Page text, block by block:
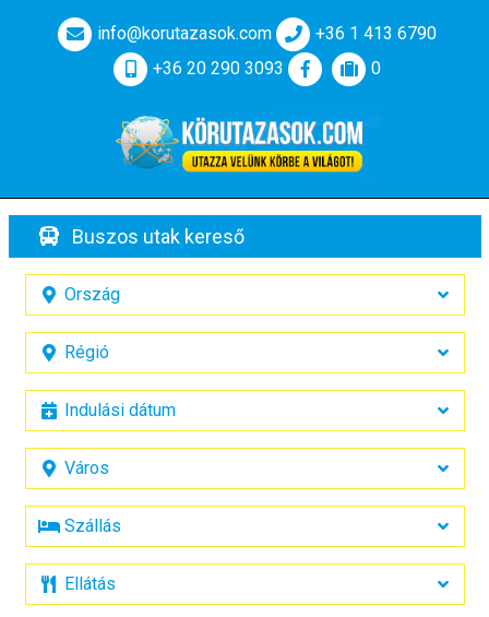
info@korutazasok.com
+36 1 413 6790
+36 20 290 3093
0
Buszos utak kereső